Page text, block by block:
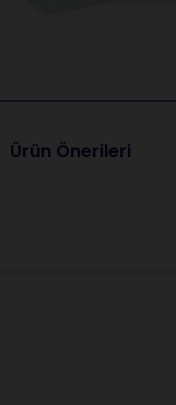
Ürün Önerileri